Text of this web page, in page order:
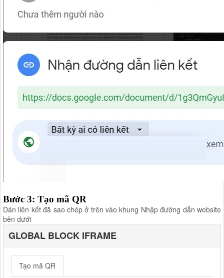
Bước 3: Tạo mã QR
Dán liên kết đã sao chép ở trên vào khung Nhập đường dẫn website
bên dưới
GLOBAL BLOCK IFRAME
Tạo mã QR